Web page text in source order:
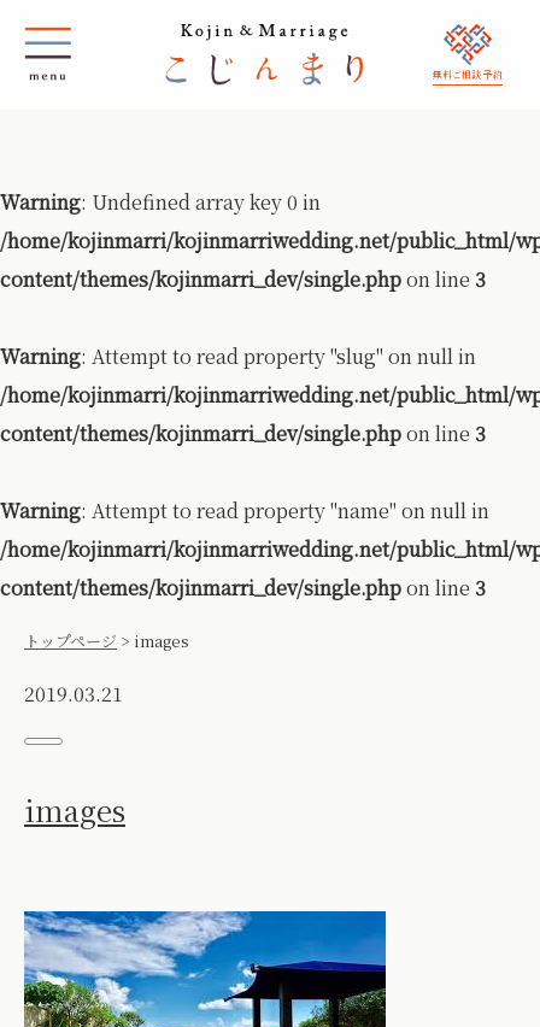
無料ご相談 予約
Warning: Undefined array key 0 in
/home/kojinmarri/kojinmarriwedding.net/public_html/
content/themes/kojinmarri_dev/single.phpon line 3
Warning: Attempt to read property "slug" on null in
/home/kojinmarri/kojinmarriwedding.net/public_html/
content/themes/kojinmarri_dev/single.phpon line 3
Warning: Attempt to read property "name" on null in
/home/kojinmarri/kojinmarriwedding.net/public_html/
content/themes/kojinmarri_dev/single.phpon line 3
トップページ > images
2019.03.21
images